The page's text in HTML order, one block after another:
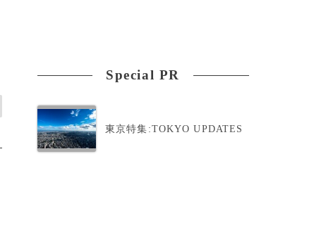
Special PR
東京特集:TOKYO UPDATES